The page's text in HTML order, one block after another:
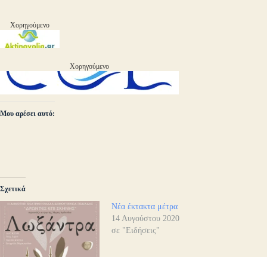
Χορηγούμενο
Χορηγούμενο
Μου αρέσει αυτό:
Σχετικά
Νέα έκτακτα μέτρα
14 Αυγούστου 2020
σε "Ειδήσεις"